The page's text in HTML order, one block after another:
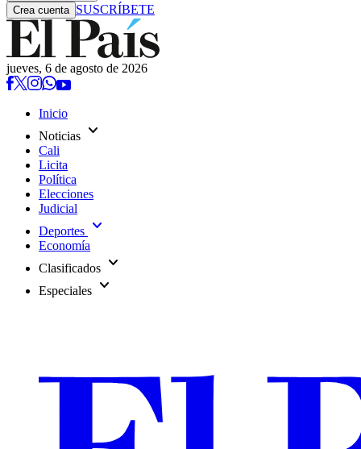
Crea cuenta SUSCRÍBETE
jueves, 6 de agosto de 2026
Inicio
Noticias expand_more
Cali
Licita
Política
Elecciones
Judicial
Deportes expand_more
Economía
Clasificados expand_more
Especiales expand_more